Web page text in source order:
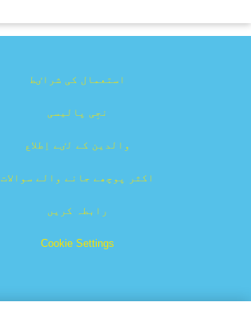
استعمال کی شراٸط
نجِی پالیسی
والدین کے لٸے اِطلاع
اکثر پوچھے جانے والے سوالات
رابطہ کریں
Cookie Settings